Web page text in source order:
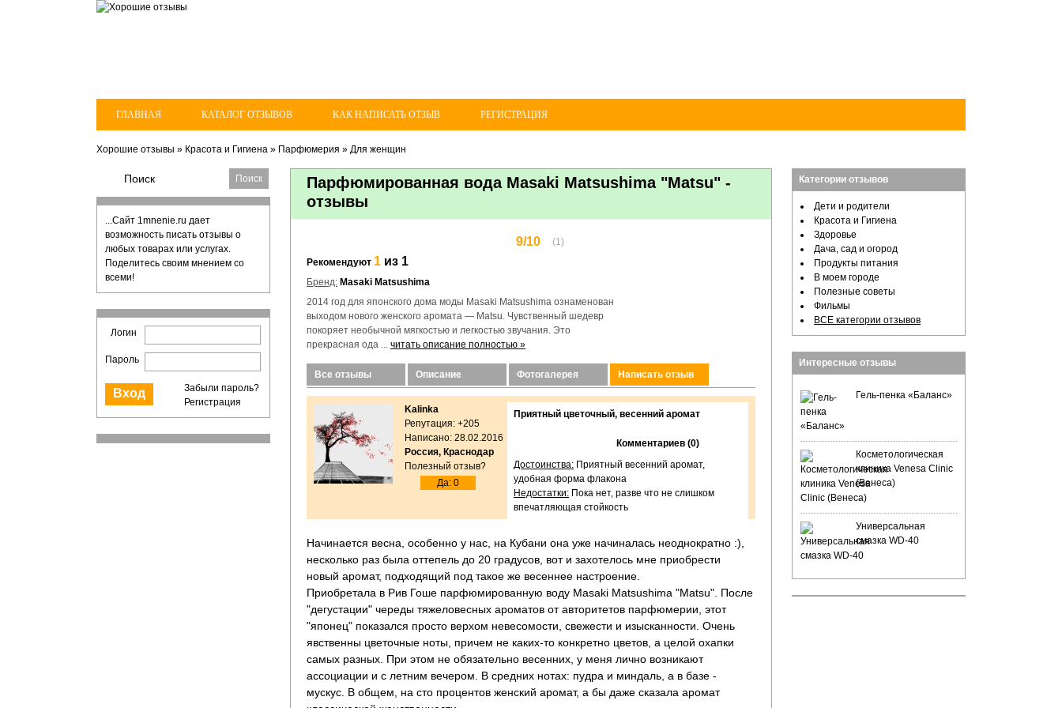
ГЛАВНАЯ КАТАЛОГ ОТЗЫВОВ КАК НАПИСАТЬ ОТЗЫВ РЕГИСТРАЦИЯ
Хорошие отзывы » Красота и Гигиена » Парфюмерия » Для женщин
...Сайт 1mnenie.ru дает
возможность писать отзывы о
любых товарах или услугах.
Поделитесь своим мнением со
всеми!
Логин
Пароль
Забыли пароль?
Регистрация
Парфюмированная вода Masaki Matsushima "Matsu" -
отзывы
9/10
(1)
Рекомендуют 1 из 1
Бренд: Masaki Matsushima
2014 год для японского дома моды Masaki Matsushima ознаменован
выходом нового женского аромата — Matsu. Чувственный шедевр
покоряет необычной мягкостью и легкостью звучания. Это
прекрасная ода ... читать описание полностью »
Все отзывы Описание Фотогалерея Написать отзыв
Kalinka
Репутация: +205
Написано: 28.02.2016
Россия, Краснодар
Полезный отзыв?
Да: 0
Приятный цветочный, весенний аромат
Комментариев (0)
Достоинства: Приятный весенний аромат,
удобная форма флакона
Недостатки: Пока нет, разве что не слишком
впечатляющая стойкость
Начинается весна, особенно у нас, на Кубани она уже начиналась неоднократно :),
несколько раз была оттепель до 20 градусов, вот и захотелось мне приобрести
новый аромат, подходящий под такое же весеннее настроение.
Приобретала в Рив Гоше парфюмированную воду Masaki Matsushima "Matsu". После
"дегустации" череды тяжеловесных ароматов от авторитетов парфюмерии, этот
"японец" показался просто верхом невесомости, свежести и изысканности. Очень
явственны цветочные ноты, причем не каких-то конкретно цветов, а целой охапки
самых разных. При этом не обязательно весенних, у меня лично возникают
ассоциации и с летним вечером. В средних нотах: пудра и миндаль, а в базе -
мускус. В общем, на сто процентов женский аромат, а бы даже сказала аромат
Категории отзывов
Дети и родители
Красота и Гигиена
Здоровье
Дача, сад и огород
Продукты питания
В моем городе
Полезные советы
Фильмы
ВСЕ категории отзывов
Интересные отзывы
Гель-пенка «Баланс»
Косметологическая
клиника Venesa Clinic
(Венеса)
Универсальная
смазка WD-40